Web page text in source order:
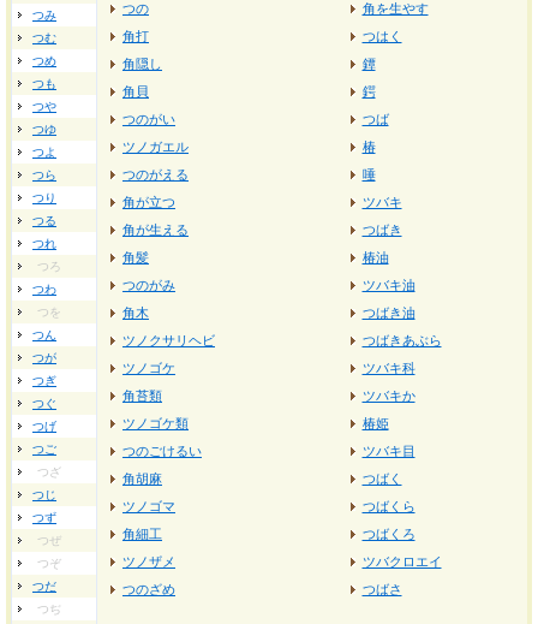
つみ
つむ
つめ
つも
つや
つゆ
つよ
つら
つり
つる
つれ
つろ
つわ
つを
つん
つが
つぎ
つぐ
つげ
つご
つざ
つじ
つず
つぜ
つぞ
つだ
つぢ
つの
角打
角隠し
角貝
つのがい
ツノガエル
つのがえる
角が立つ
角が生える
角髪
つのがみ
角木
ツノクサリヘビ
ツノゴケ
角苔類
ツノゴケ類
つのごけるい
角胡麻
ツノゴマ
角細工
ツノザメ
つのざめ
角を生やす
つはく
鐔
鍔
つば
椿
唾
ツバキ
つばき
椿油
ツバキ油
つばき油
つばきあぶら
ツバキ科
ツバキか
椿姫
ツバキ目
つばく
つばくら
つばくろ
ツバクロエイ
つばさ